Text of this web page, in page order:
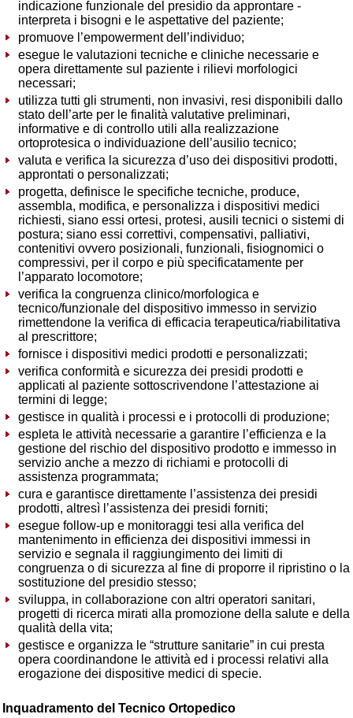
indicazione funzionale del presidio da approntare -
interpreta i bisogni e le aspettative del paziente;
promuove l’empowerment dell’individuo;
esegue le valutazioni tecniche e cliniche necessarie e
opera direttamente sul paziente i rilievi morfologici
necessari;
utilizza tutti gli strumenti, non invasivi, resi disponibili dallo
stato dell’arte per le finalità valutative preliminari,
informative e di controllo utili alla realizzazione
ortoprotesica o individuazione dell’ausilio tecnico;
valuta e verifica la sicurezza d’uso dei dispositivi prodotti,
approntati o personalizzati;
progetta, definisce le specifiche tecniche, produce,
assembla, modifica, e personalizza i dispositivi medici
richiesti, siano essi ortesi, protesi, ausili tecnici o sistemi di
postura; siano essi correttivi, compensativi, palliativi,
contenitivi ovvero posizionali, funzionali, fisiognomici o
compressivi, per il corpo e più specificatamente per
l’apparato locomotore;
verifica la congruenza clinico/morfologica e
tecnico/funzionale del dispositivo immesso in servizio
rimettendone la verifica di efficacia terapeutica/riabilitativa
al prescrittore;
fornisce i dispositivi medici prodotti e personalizzati;
verifica conformità e sicurezza dei presidi prodotti e
applicati al paziente sottoscrivendone l’attestazione ai
termini di legge;
gestisce in qualità i processi e i protocolli di produzione;
espleta le attività necessarie a garantire l’efficienza e la
gestione del rischio del dispositivo prodotto e immesso in
servizio anche a mezzo di richiami e protocolli di
assistenza programmata;
cura e garantisce direttamente l’assistenza dei presidi
prodotti, altresì l’assistenza dei presidi forniti;
esegue follow-up e monitoraggi tesi alla verifica del
mantenimento in efficienza dei dispositivi immessi in
servizio e segnala il raggiungimento dei limiti di
congruenza o di sicurezza al fine di proporre il ripristino o la
sostituzione del presidio stesso;
sviluppa, in collaborazione con altri operatori sanitari,
progetti di ricerca mirati alla promozione della salute e della
qualità della vita;
gestisce e organizza le “strutture sanitarie” in cui presta
opera coordinandone le attività ed i processi relativi alla
erogazione dei dispositive medici di specie.
Inquadramento del Tecnico Ortopedico